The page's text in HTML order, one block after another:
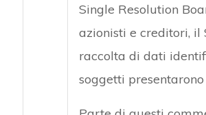
Single Resolution
azionisti e creditori, il
raccolta di dati
soggetti